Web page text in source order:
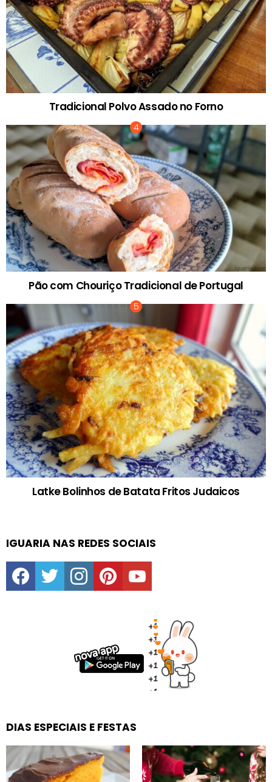
Tradicional Polvo Assado no Forno
Pão com Chouriço Tradicional de Portugal
Latke Bolinhos de Batata Fritos Judaicos
IGUARIA NAS REDES SOCIAIS
facebooktwitter instagrampinterestyoutube
DIAS ESPECIAIS E FESTAS